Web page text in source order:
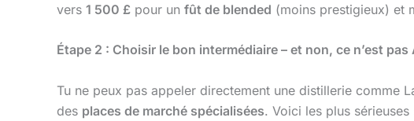
vers 1 500 £ pour un fût de blended (moins prestigieux) et
Étape 2 : Choisir le bon intermédiaire – et non, ce n’est pas
Tu ne peux pas appeler directement une distillerie comme
des places de marché spécialisées. Voici les plus sérieuses